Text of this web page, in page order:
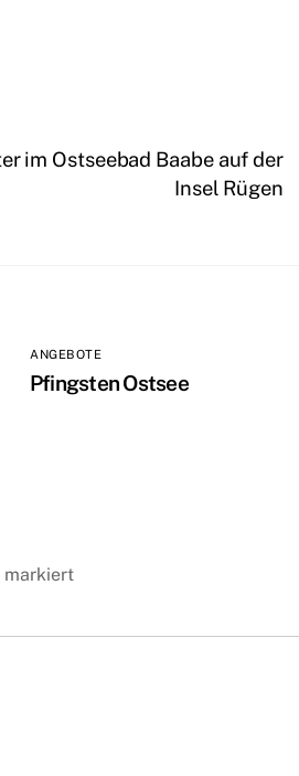
im Ostseebad Baabe auf der
Insel Rügen
ANGEBOTE
Pfingsten Ostsee
markiert